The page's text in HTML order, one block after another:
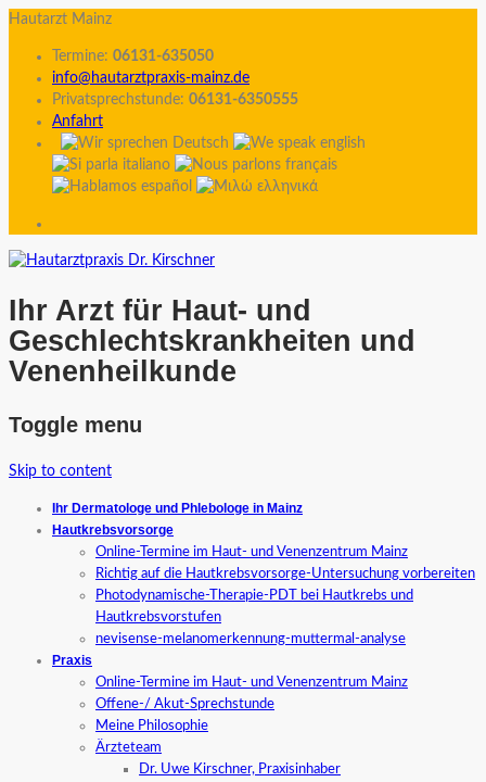
Hautarzt Mainz
Termine: 06131-635050
info@hautarztpraxis-mainz.de
Privatsprechstunde: 06131-6350555
Anfahrt
Ihr Arzt für Haut- und
Geschlechtskrankheiten und
Venenheilkunde
Toggle menu
Skip to content
Ihr Dermatologe und Phlebologe in Mainz
Hautkrebsvorsorge
Online-Termine im Haut- und Venenzentrum Mainz
Richtig auf die Hautkrebsvorsorge-Untersuchung vorbereiten
Photodynamische-Therapie-PDT bei Hautkrebs und
Hautkrebsvorstufen
nevisense-melanomerkennung-muttermal-analyse
Praxis
Online-Termine im Haut- und Venenzentrum Mainz
Offene-/ Akut-Sprechstunde
Meine Philosophie
Ärzteteam
Dr. Uwe Kirschner, Praxisinhaber